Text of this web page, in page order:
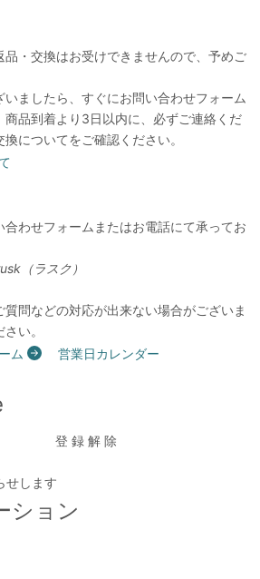
品・交換はお受けできませんので、予めご
ましたら、すぐにお問い合わせフォーム
商品到着より3日以内に、必ずご連絡くだ
についてをご確認ください。
合わせフォームまたはお電話にて承ってお
（ラスク）
問などの対応が出来ない場合がございま
い。
ム
営業日カレンダー
せします
ション